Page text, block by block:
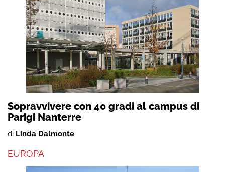
Sopravvivere con 40 gradi al campus di
Parigi Nanterre
di Linda Dalmonte
EUROPA